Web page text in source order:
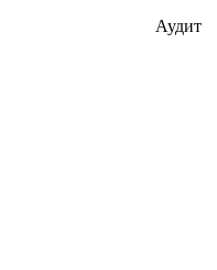
Аудит